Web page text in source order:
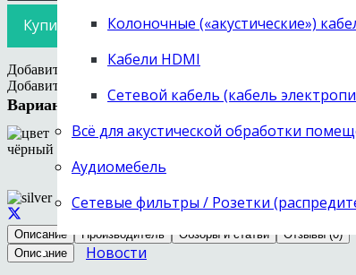
Колоночные («акустические»)
Кабели HDMI
Сетевой кабель (кабель
Всё для акустической обработки
Аудиомебель
Сетевые фильтры / Розетки
Новости
Купить в 1 клик
Добавить в избранноеУдалить из избранного
Добавить в избранное
Варианты цвета:
Описание Производитель Обзоры и статьи
Отзывы (0)
Описание